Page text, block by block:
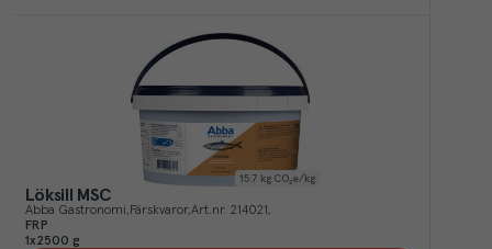
15.7 kg CO₂e/kg
Löksill MSC
Abba Gastronomi Färskvaror Art.nr. 214021
FRP
1x2500 g